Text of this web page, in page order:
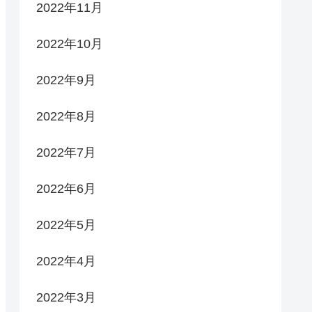
2022年11月
2022年10月
2022年9月
2022年8月
2022年7月
2022年6月
2022年5月
2022年4月
2022年3月